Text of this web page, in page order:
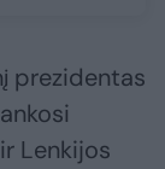
prezidentas
Lenkijos